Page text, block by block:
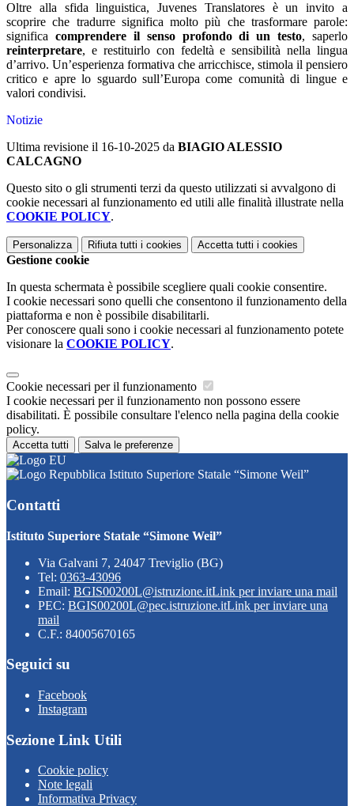
Oltre alla sfida linguistica, Juvenes Translatores è un invito a
scoprire che tradurre significa molto più che trasformare parole:
significa comprendere il senso profondo di un testo, saperlo
reinterpretare, e restituirlo con fedeltà e sensibilità nella lingua
d’arrivo. Un’esperienza formativa che arricchisce, stimola il pensiero
critico e apre lo sguardo sull’Europa come comunità di lingue e
valori condivisi.
Notizie
Ultima revisione il 16-10-2025 da BIAGIO ALESSIO
CALCAGNO
Questo sito o gli strumenti terzi da questo utilizzati si avvalgono di
cookie necessari al funzionamento ed utili alle finalità illustrate nella
COOKIE POLICY.
Personalizza Rifiuta tutti i cookies Accetta tutti i cookies
Gestione cookie
In questa schermata è possibile scegliere quali cookie consentire.
I cookie necessari sono quelli che consentono il funzionamento della
piattaforma e non è possibile disabilitarli.
Per conoscere quali sono i cookie necessari al funzionamento potete
visionare la COOKIE POLICY.
Cookie necessari per il funzionamento
I cookie necessari per il funzionamento non possono essere
disabilitati. È possibile consultare l'elenco nella pagina della cookie
policy.
Accetta tutti Salva le preferenze
Istituto Superiore Statale “Simone Weil”
Contatti
Istituto Superiore Statale “Simone Weil”
Via Galvani 7, 24047 Treviglio (BG)
Tel: 0363-43096
Email: BGIS00200L@istruzione.itLink per inviare una mail
PEC: BGIS00200L@pec.istruzione.itLink per inviare una
mail
C.F.: 84005670165
Seguici su
Facebook
Instagram
Sezione Link Utili
Cookie policy
Note legali
Informativa Privacy